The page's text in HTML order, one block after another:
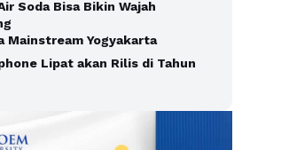
Soda Bisa Bikin Wajah
Mainstream Yogyakarta
Lipat akan Rilis di Tahun